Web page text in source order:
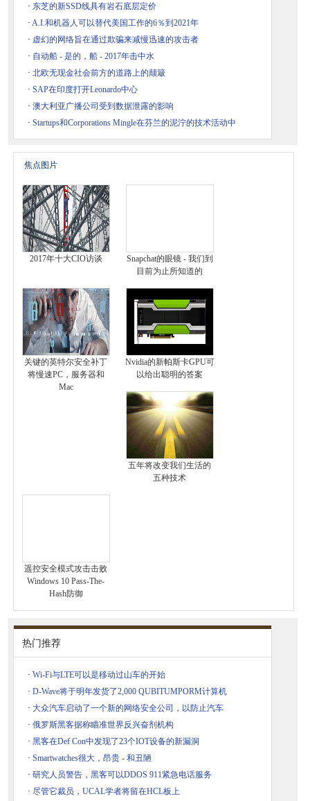
· 东芝的新SSD线具有岩石底层定价
· A.I.和机器人可以替代美国工作的6％到2021年
· 虚幻的网络旨在通过欺骗来减慢迅速的攻击者
· 自动船 - 是的，船 - 2017年击中水
· 北欧无现金社会前方的道路上的颠簸
· SAP在印度打开Leonardo中心
· 澳大利亚广播公司受到数据泄露的影响
· Startups和Corporations Mingle在芬兰的泥泞的技术活动中
焦点图片
2017年十大CIO访谈
Snapchat的眼镜 - 我们到
目前为止所知道的
关键的英特尔安全补丁
将慢速PC，服务器和
Mac
Nvidia的新帕斯卡GPU可
以给出聪明的答案
五年将改变我们生活的
五种技术
遥控安全模式攻击击败
Windows 10 Pass-The-
Hash防御
热门推荐
· Wi-Fi与LTE可以是移动过山车的开始
· D-Wave将于明年发货了2,000 QUBITUMPORM计算机
· 大众汽车启动了一个新的网络安全公司，以防止汽车
· 俄罗斯黑客据称瞄准世界反兴奋剂机构
· 黑客在Def Con中发现了23个IOT设备的新漏洞
· Smartwatches很大，昂贵 - 和丑陋
· 研究人员警告，黑客可以DDOS 911紧急电话服务
· 尽管它裁员，UCAL学者将留在HCL板上